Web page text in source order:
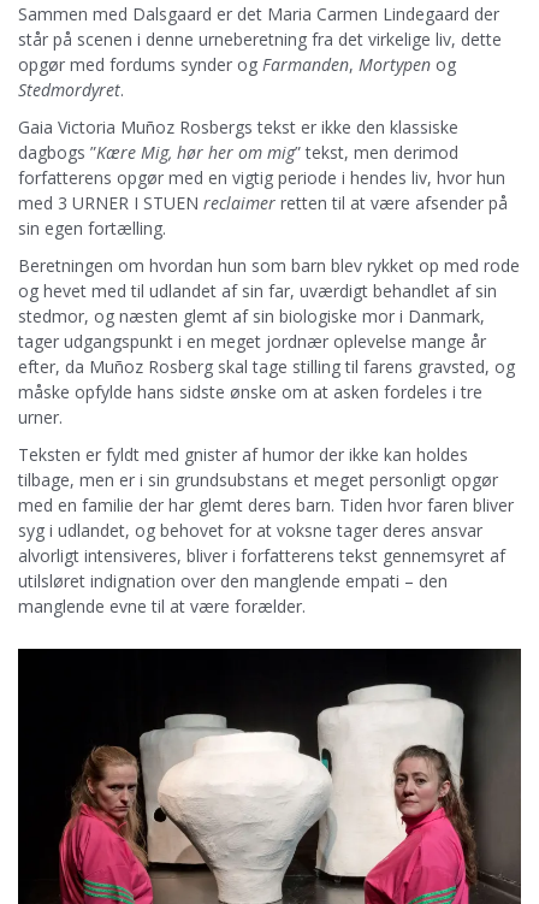
Sammen med Dalsgaard er det Maria Carmen Lindegaard der
står på scenen i denne urneberetning fra det virkelige liv, dette
opgør med fordums synder og Farmanden, Mortypen og
Stedmordyret.
Gaia Victoria Muñoz Rosbergs tekst er ikke den klassiske
dagbogs ”Kære Mig, hør her om mig” tekst, men derimod
forfatterens opgør med en vigtig periode i hendes liv, hvor hun
med 3 URNER I STUEN reclaimer retten til at være afsender på
sin egen fortælling.
Beretningen om hvordan hun som barn blev rykket op med rode
og hevet med til udlandet af sin far, uværdigt behandlet af sin
stedmor, og næsten glemt af sin biologiske mor i Danmark,
tager udgangspunkt i en meget jordnær oplevelse mange år
efter, da Muñoz Rosberg skal tage stilling til farens gravsted, og
måske opfylde hans sidste ønske om at asken fordeles i tre
urner.
Teksten er fyldt med gnister af humor der ikke kan holdes
tilbage, men er i sin grundsubstans et meget personligt opgør
med en familie der har glemt deres barn. Tiden hvor faren bliver
syg i udlandet, og behovet for at voksne tager deres ansvar
alvorligt intensiveres, bliver i forfatterens tekst gennemsyret af
utilsløret indignation over den manglende empati – den
manglende evne til at være forælder.